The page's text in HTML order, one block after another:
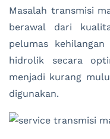
Masalah transmisi
berawal dari
pelumas
hidrolik secara
menjadi kurang
digunakan.